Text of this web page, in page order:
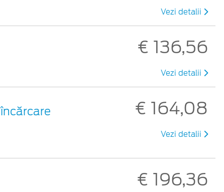
Vezi detalii
€ 136,56
Vezi detalii
€ 164,08
Vezi detalii
€ 196,36